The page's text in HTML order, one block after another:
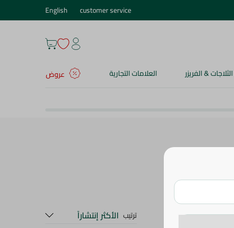
customer service
English
الثلاجات & الفريزر العلامات التجارية
عروض
ترتيب الأكثر إنتشاراً